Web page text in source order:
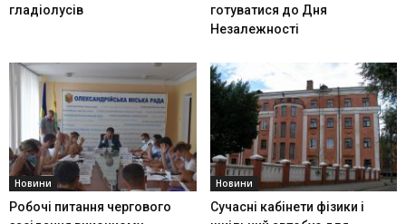
гладіолусів
готуватися до Дня
Незалежності
Новини
Робочі питання чергового
Новини
Сучасні кабінети фізики і